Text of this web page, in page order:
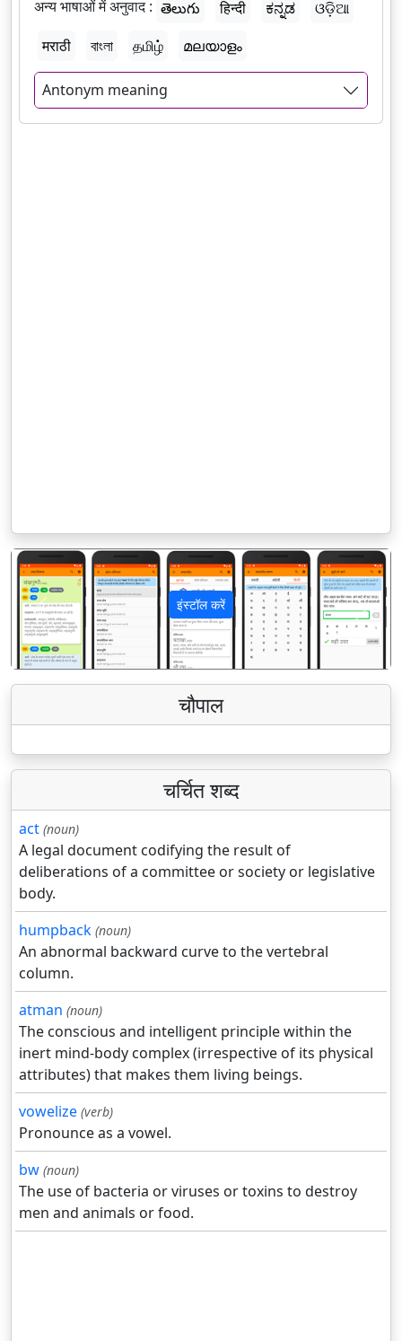
अन्य भाषाओं में अनुवाद : తెలుగు हिन्दी ಕನ್ನಡ
ଓଡ଼ିଆ
मराठी
বাংলা தமிழ் മലയാളം
Antonym meaning
इंस्टॉल करें
पिछला अगला
चौपाल
चर्चित शब्द
act (noun)
A legal document codifying the result of
deliberations of a committee or society or legislative
body.
humpback (noun)
An abnormal backward curve to the vertebral
column.
atman (noun)
The conscious and intelligent principle within the
inert mind-body complex (irrespective of its physical
attributes) that makes them living beings.
vowelize (verb)
Pronounce as a vowel.
bw (noun)
The use of bacteria or viruses or toxins to destroy
men and animals or food.